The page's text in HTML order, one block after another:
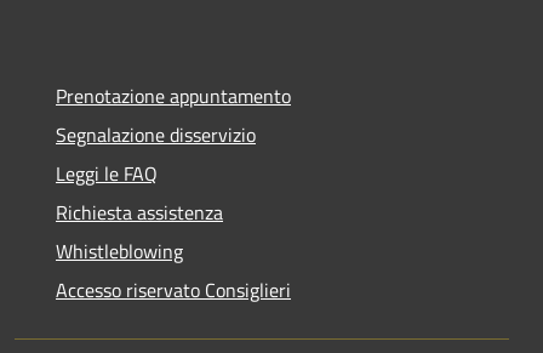
Prenotazione appuntamento
Segnalazione disservizio
Leggi le FAQ
Richiesta assistenza
Whistleblowing
Accesso riservato Consiglieri